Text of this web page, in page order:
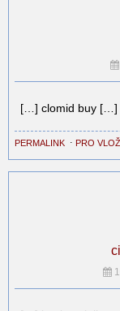
[…] clomid buy […]
PERMALINK ⋅ PRO